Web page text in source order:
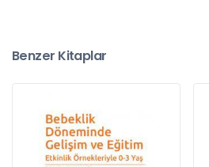
Benzer Kitaplar